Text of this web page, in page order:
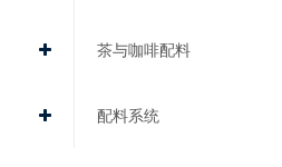
茶与咖啡配料
配料系统